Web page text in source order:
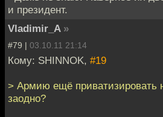
и президент.
Vladimir_A »
#79 | 03.10.11 21:14
Кому: SHINNOK, #19
> Армию ещё приватизировать
заодно?